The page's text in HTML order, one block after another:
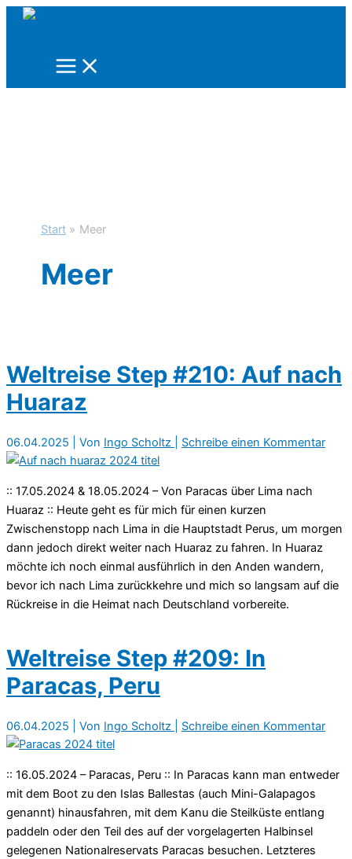
Zum
Start Meer
Meer
Weltreise Step #210: Auf nach
Huaraz
06.04.2025 | Von Ingo Scholtz Schreibe einen Kommentar
:: 17.05.2024 & 18.05.2024 – Von Paracas über Lima nach
Huaraz :: Heute geht es für mich für einen kurzen
Zwischenstopp nach Lima in die Hauptstadt Perus, um morgen
dann jedoch direkt weiter nach Huaraz zu fahren. In Huaraz
möchte ich noch einmal ausführlich in den Anden wandern,
bevor ich nach Lima zurückkehre und mich so langsam auf die
Rückreise in die Heimat nach Deutschland vorbereite.
Weltreise Step #209: In
Paracas, Peru
06.04.2025 | Von Ingo Scholtz Schreibe einen Kommentar
:: 16.05.2024 – Paracas, Peru :: In Paracas kann man entweder
mit dem Boot zu den Islas Ballestas (auch Mini-Galapagos
genannt) hinausfahren, mit dem Kanu die Steilküste entlang
paddeln oder den Teil des auf der vorgelagerten Halbinsel
gelegenen Nationalreservats Paracas besuchen. Letzteres